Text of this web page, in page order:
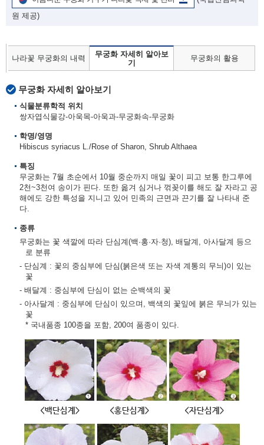
원 제공)
나라꽃 무궁화의 내력
무궁화 자세히 알아보
기
무궁화의 활용
무궁화 자세히 알아보기
식물분류학적 위치
쌍자엽식물강-아욱목-아욱과-무궁화속-무궁화
학명/영명
Hibiscus syriacus L./Rose of Sharon, Shrub Althaea
특징
무궁화는 7월 초순에서 10월 중순까지 매일 꽃이 피고 보통 한그루에
2천~3천여 송이가 핀다. 또한 옮겨 심거나 꺾꽂이를 해도 잘 자라고 공
해에도 강한 특성을 지니고 있어 민족의 근면과 끈기를 잘 나타내 준
다.
종류
무궁화는 꽃 색깔에 따라 단심계(백·홍·자·청), 배달계, 아사달계 등으
로 분류
- 단심계 : 꽃의 중심부에 단심(붉은색 또는 자색 계통의 무늬)이 있는
꽃
- 배달계 : 중심부에 단심이 없는 순백색의 꽃
- 아사달계 : 중심부에 단심이 있으며, 백색의 꽃잎에 붉은 무늬가 있는
꽃
* 국내품종 100종을 포함, 200여 품종이 있다.